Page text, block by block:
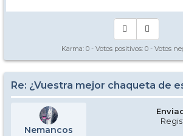
Karma: 0 - Votos positivos: 0 - Votos
Re: ¿Vuestra mejor chaqueta de
Nemancos